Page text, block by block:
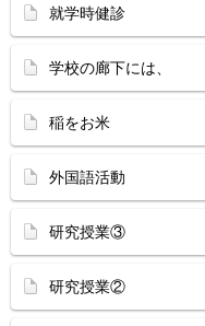
就学時健診
学校の廊下には、
稲をお米
外国語活動
研究授業③
研究授業②